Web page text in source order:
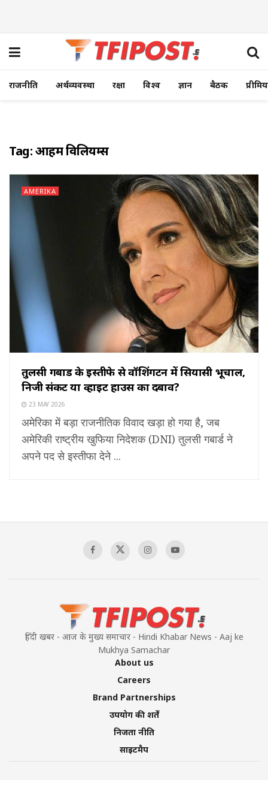
राजनीति अर्थव्यवस्था रक्षा विश्व ज्ञान बैठक
Tag:अब्राहम विलियम्स
AMERIKA
तुलसी गबार्ड के इस्तीफे से वॉशिंगटन में सियासी भूचाल,
निजी संकट या व्हाइट हाउस का दबाव?
23 MAY 2026
अमेरिका में बड़ा राजनीतिक विवाद खड़ा हो गया है, जब
अमेरिकी राष्ट्रीय खुफिया निदेशक (DNI) तुलसी गबार्ड ने
अपने पद से इस्तीफा देने ...
हिंदी खबर - आज के मुख्य समाचार - Hindi Khabar News - Aaj ke
Mukhya Samachar
About us
Careers
Brand Partnerships
उपयोग की शर्तें
निजता नीति
साइटमैप